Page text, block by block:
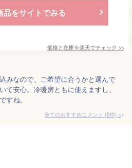
品をサイトでみる
価格と在庫を楽天でチェック >>
みなので、ご希望に合うかと選んで
て安心。冷暖房ともに使えますし、
すね。
全てのおすすめコメント (5件) >